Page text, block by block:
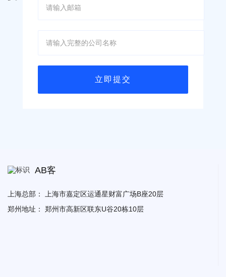
AB客
上海总部：
上海市嘉定区运通星财富广场B座20层
郑州地址：
郑州市高新区联东U谷20栋10层